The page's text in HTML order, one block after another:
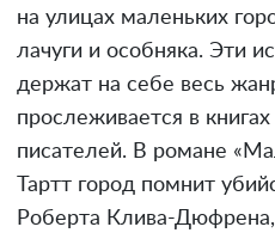
на улицах маленьких
лачуги и особняка. Эти
держат на себе весь
прослеживается в
писателей. В романе
Тартт город помнит
Роберта Клива-